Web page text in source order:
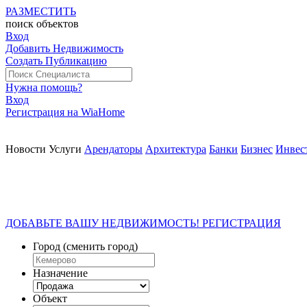
РАЗМЕСТИТЬ
поиск объектов
Вход
Добавить Недвижимость
Создать Публикацию
Нужна помощь?
Вход
Регистрация на WiaHome
Новости Услуги Арендаторы Архитектура Банки Бизнес
ДОБАВЬТЕ ВАШУ НЕДВИЖИМОСТЬ! РЕГИСТРАЦИЯ
Город (сменить город)
Назначение
Объект